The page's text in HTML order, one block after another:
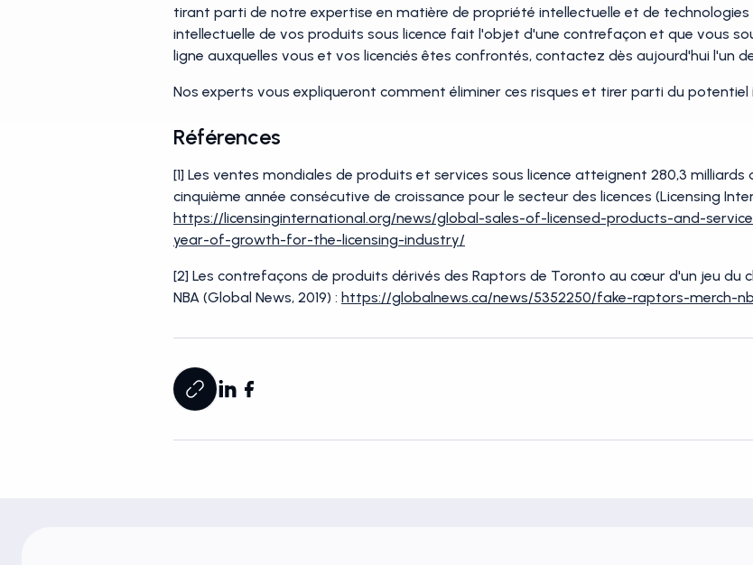
tirant parti de notre expertise en matière de propriété intellectuelle et de
intellectuelle de vos produits sous licence fait l'objet d'une contrefaçon et que vous
ligne auxquelles vous et vos licenciés êtes confrontés, contactez dès aujourd'hui l'un
Nos experts vous expliqueront comment éliminer ces risques et tirer parti du potentiel
Références
[1] Les ventes mondiales de produits et services sous licence atteignent 280,3
cinquième année consécutive de croissance pour le secteur des licences (Licensing
https://licensinginternational.org/news/global-sales-of-licensed-products-and-
year-of-growth-for-the-licensing-industry/
[2] Les contrefaçons de produits dérivés des Raptors de Toronto au cœur d'un jeu du
NBA (Global News, 2019) : https://globalnews.ca/news/5352250/fake-raptors-merch-